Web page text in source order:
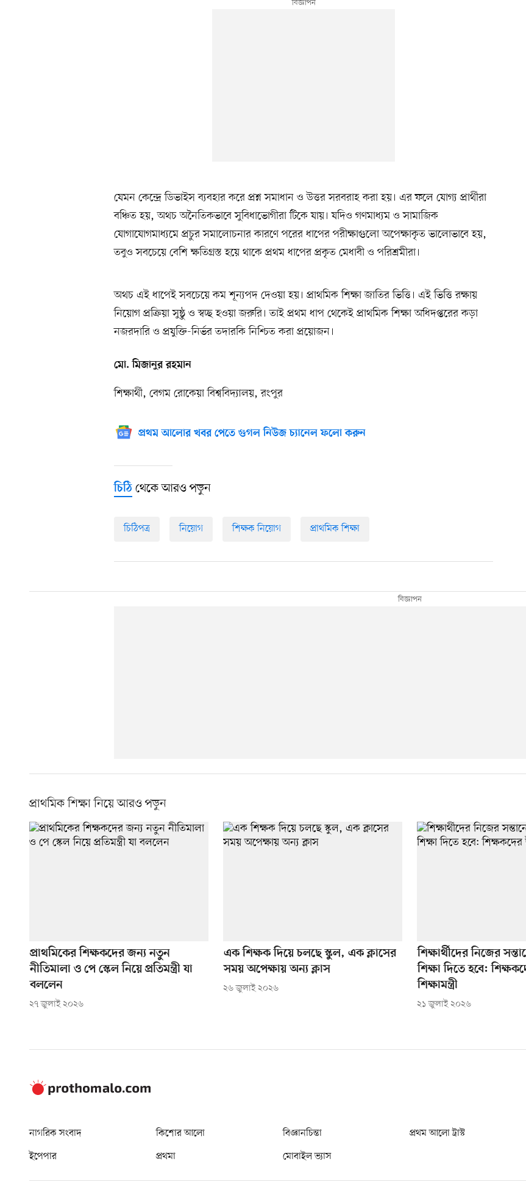
যেমন কেন্দ্রে ডিভাইস ব্যবহার করে প্রশ্ন সমাধান ও উত্তর সরবরাহ করা হয়। এর ফলে যোগ্য প্রার্থীরা
বঞ্চিত হয়, অথচ অনৈতিকভাবে সুবিধাভোগীরা টিকে যায়। যদিও গণমাধ্যম ও সামাজিক
যোগাযোগমাধ্যমে প্রচুর সমালোচনার কারণে পরের ধাপের পরীক্ষাগুলো অপেক্ষাকৃত ভালোভাবে হয়,
তবুও সবচেয়ে বেশি ক্ষতিগ্রস্ত হয়ে থাকে প্রথম ধাপের প্রকৃত মেধাবী ও পরিশ্রমীরা।
অথচ এই ধাপেই সবচেয়ে কম শূন্যপদ দেওয়া হয়। প্রাথমিক শিক্ষা জাতির ভিত্তি। এই ভিত্তি রক্ষায়
নিয়োগ প্রক্রিয়া সুষ্ঠু ও স্বচ্ছ হওয়া জরুরি। তাই প্রথম ধাপ থেকেই প্রাথমিক শিক্ষা অধিদপ্তরের কড়া
নজরদারি ও প্রযুক্তি-নির্ভর তদারকি নিশ্চিত করা প্রয়োজন।
মো. মিজানুর রহমান
শিক্ষার্থী, বেগম রোকেয়া বিশ্ববিদ্যালয়, রংপুর
প্রথম আলোর খবর পেতে গুগল নিউজ চ্যানেল ফলো করুন
চিঠি থেকে আরও পড়ুন
চিঠিপত্র নিয়োগ শিক্ষক নিয়োগ প্রাথমিক শিক্ষা
প্রাথমিক শিক্ষা নিয়ে আরও পড়ুন
প্রাথমিকের শিক্ষকদের জন্য নতুন
নীতিমালা ও পে স্কেল নিয়ে প্রতিমন্ত্রী যা
বললেন
২৭ জুলাই ২০২৬
এক শিক্ষক দিয়ে চলছে স্কুল, এক ক্লাসের
সময় অপেক্ষায় অন্য ক্লাস
২৬ জুলাই ২০২৬
শিক্ষার্থীদের নিজের
শিক্ষা দিতে হবে:
শিক্ষামন্ত্রী
২১ জুলাই ২০২৬
নাগরিক সংবাদ কিশোর আলো বিজ্ঞানচিন্তা প্রথম আলো ট্রাস্ট
ইপেপার
প্রথমা মোবাইল ভ্যাস